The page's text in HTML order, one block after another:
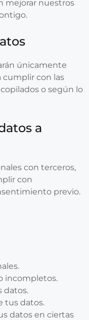
mejorar nuestros
únicamente
cumplir con las
o según lo
a
con terceros,
con
previo.
incompletos.
datos.
tus datos.
datos en ciertas